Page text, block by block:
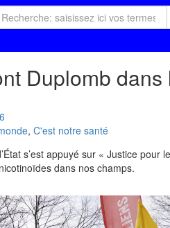
Duplomb dans
, C'est notre santé
s’est appuyé sur « Justice
dans nos champs.